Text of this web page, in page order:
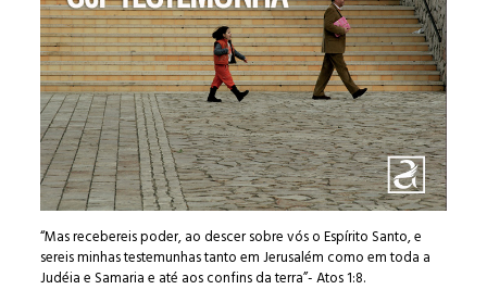
“Mas recebereis poder, ao descer sobre vós o Espírito Santo, e
sereis minhas testemunhas tanto em Jerusalém como em toda a
Judéia e Samaria e até aos confins da terra”- Atos 1:8.